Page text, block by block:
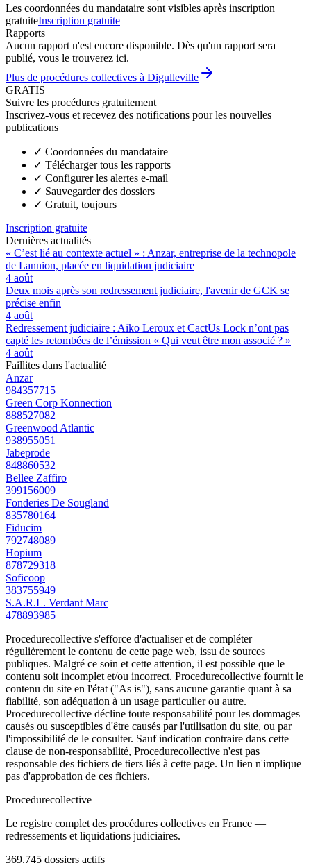
Les coordonnées du mandataire sont visibles après inscription
gratuiteInscription gratuite
Rapports
Aucun rapport n'est encore disponible. Dès qu'un rapport sera
publié, vous le trouverez ici.
Plus de procédures collectives à Digulleville
GRATIS
Suivre les procédures gratuitement
Inscrivez-vous et recevez des notifications pour les nouvelles
publications
✓ Coordonnées du mandataire
✓ Télécharger tous les rapports
✓ Configurer les alertes e-mail
✓ Sauvegarder des dossiers
✓ Gratuit, toujours
Inscription gratuite
Dernières actualités
« C’est lié au contexte actuel » : Anzar, entreprise de la technopole
de Lannion, placée en liquidation judiciaire
4 août
Deux mois après son redressement judiciaire, l'avenir de GCK se
précise enfin
4 août
Redressement judiciaire : Aiko Leroux et CactUs Lock n’ont pas
capté les retombées de l’émission « Qui veut être mon associé ? »
4 août
Faillites dans l'actualité
Anzar
984357715
Green Corp Konnection
888527082
Greenwood Atlantic
938955051
Jabeprode
848860532
Bellee Zaffiro
399156009
Fonderies De Sougland
835780164
Fiducim
792748089
Hopium
878729318
Soficoop
383755949
S.A.R.L. Verdant Marc
478893985
Procedurecollective s'efforce d'actualiser et de compléter
régulièrement le contenu de cette page web, issu de sources
publiques. Malgré ce soin et cette attention, il est possible que le
contenu soit incomplet et/ou incorrect. Procedurecollective fournit le
contenu du site en l'état ("As is"), sans aucune garantie quant à sa
fiabilité, son adéquation à un usage particulier ou autre.
Procedurecollective décline toute responsabilité pour les dommages
causés ou susceptibles d'être causés par l'utilisation du site, ou par
l'impossibilité de le consulter. Sauf indication contraire dans cette
clause de non-responsabilité, Procedurecollective n'est pas
responsable des fichiers de tiers liés à cette page. Un lien n'implique
pas d'approbation de ces fichiers.
Procedurecollective
Le registre complet des procédures collectives en France —
redressements et liquidations judiciaires.
369.745 dossiers actifs